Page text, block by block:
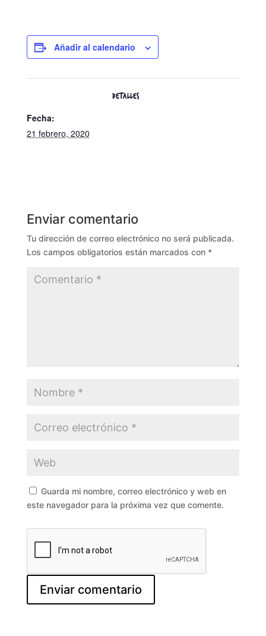
Añadir al calendario
DETALLES
Fecha:
21 febrero, 2020
Enviar comentario
Tu dirección de correo electrónico no será publicada.
Los campos obligatorios están marcados con *
Guarda mi nombre, correo electrónico y web en
este navegador para la próxima vez que comente.